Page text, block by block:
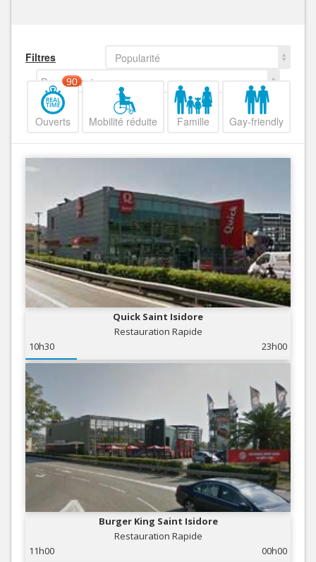
Filtres
Popularité
Decroissant
Ouverts
90
Mobilité réduite Famille Gay-friendly
Quick Saint Isidore
Restauration Rapide
10h30
23h00
Burger King Saint Isidore
Restauration Rapide
11h00
00h00